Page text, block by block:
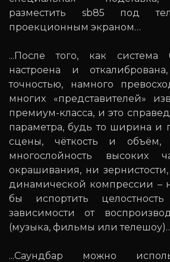
разместить sb85 под
проекционным экраном…
...После того, как система
настроена и
точностью, намного
многих «представителей»
премиум-класса, и это
параметра, будь то ширина и
сцены, чёткость и объём,
многослойность высоких
окрашивания, ни
динамической компрессии –
бы испортить
зависимости от
(музыка, фильмы или
...Саундбар можно